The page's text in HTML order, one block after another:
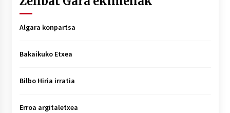
Algara konpartsa
Bakaikuko Etxea
Bilbo Hiria irratia
Erroa argitaletxea